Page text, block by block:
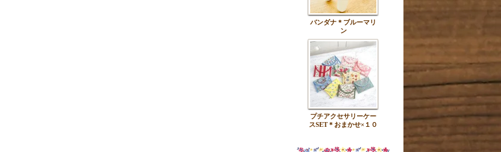
バンダナ＊ブルーマリ
ン
プチアクセサリーケー
スSET＊おまかせ×１０